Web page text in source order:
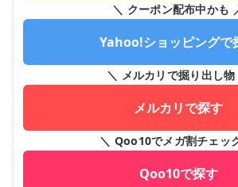
＼ クーポン配布中かも
Yahoo!ショッピングで
＼ メルカリで掘り出し物
メルカリで探す
＼ Qoo10でメガ割チェッ
Qoo10で探す